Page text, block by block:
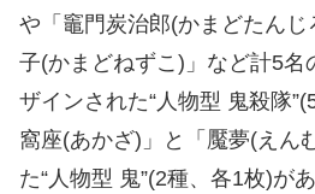
や「竈門炭治郎(かまどたん
子(かまどねずこ)」など計5名
ザインされた“人物型 鬼殺隊
窩座(あかざ)」と「魘夢(えん
た“人物型 鬼”(2種、各1枚)が